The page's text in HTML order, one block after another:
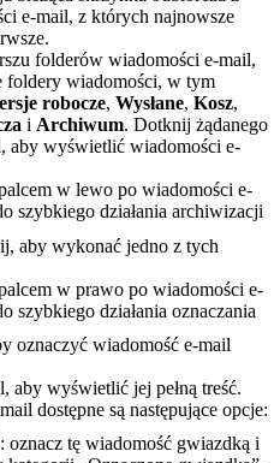
e-mail, z których najnowsze
folderów wiadomości e-mail,
wiadomości, w tym
robocze, Wysłane, Kosz,
i Archiwum. Dotknij żądanego
aby wyświetlić wiadomości e-
w lewo po wiadomości e-
szybkiego działania archiwizacji
aby wykonać jedno z tych
w prawo po wiadomości e-
szybkiego działania oznaczania
oznaczyć wiadomość e-mail
aby wyświetlić jej pełną treść.
dostępne są następujące opcje:
: oznacz tę wiadomość gwiazdką i